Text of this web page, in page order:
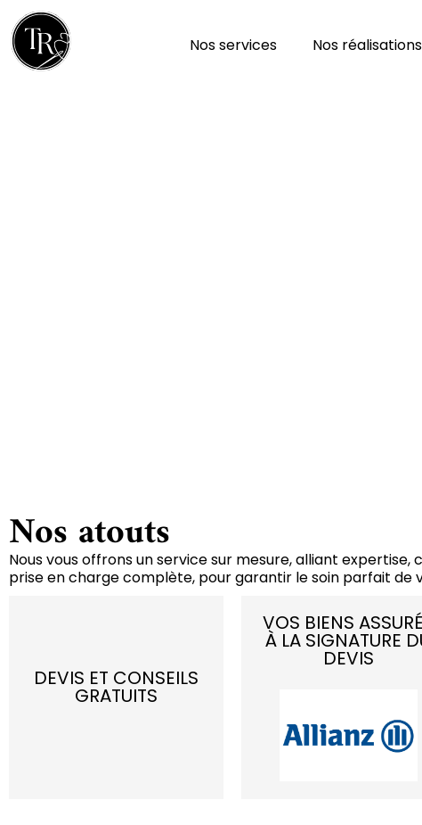
Nos services Nos réalisations
Nos atouts
Nous vous offrons un service sur mesure, alliant expertise,
prise en charge complète, pour garantir le soin parfait de
DEVIS ET CONSEILS
GRATUITS
VOS BIENS
À LA SIGNATURE
DEVIS